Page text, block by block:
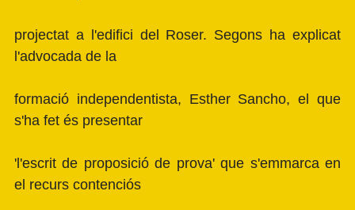
projectat a l'edifici del Roser. Segons ha explicat
l'advocada de la
formació independentista, Esther Sancho, el que
s'ha fet és presentar
'l'escrit de proposició de prova' que s'emmarca en
el recurs contenciós